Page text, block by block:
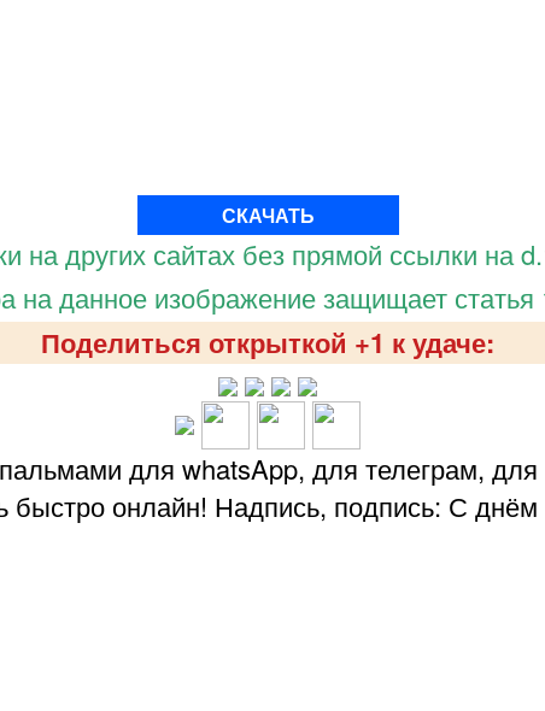
СКАЧАТЬ
на других сайтах без прямой ссылки на
на данное изображение защищает
Поделиться открыткой +1 к удаче:
для whatsApp, для телеграм, для
быстро онлайн! Надпись, подпись: С